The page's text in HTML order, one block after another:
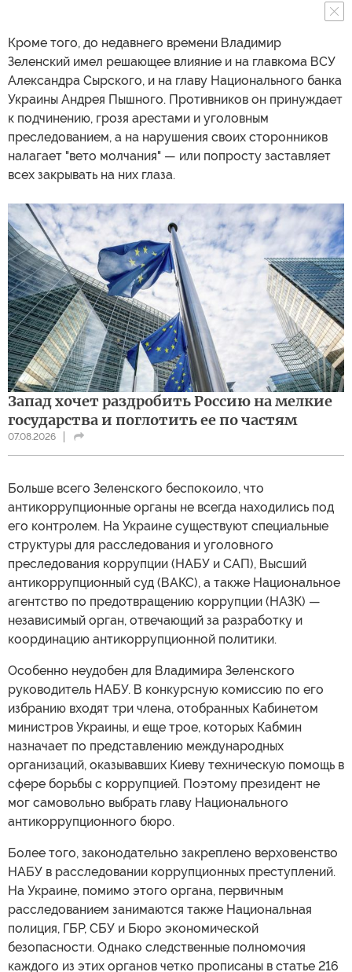
Кроме того, до недавнего времени Владимир
Зеленский имел решающее влияние и на главкома ВСУ
Александра Сырского, и на главу Национального банка
Украины Андрея Пышного. Противников он принуждает
к подчинению, грозя арестами и уголовным
преследованием, а на нарушения своих сторонников
налагает "вето молчания" — или попросту заставляет
всех закрывать на них глаза.
Запад хочет раздробить Россию на мелкие
государства и поглотить ее по частям
07.08.2026
Больше всего Зеленского беспокоило, что
антикоррупционные органы не всегда находились под
его контролем. На Украине существуют специальные
структуры для расследования и уголовного
преследования коррупции (НАБУ и САП), Высший
антикоррупционный суд (ВАКС), а также Национальное
агентство по предотвращению коррупции (НАЗК) —
независимый орган, отвечающий за разработку и
координацию антикоррупционной политики.
Особенно неудобен для Владимира Зеленского
руководитель НАБУ. В конкурсную комиссию по его
избранию входят три члена, отобранных Кабинетом
министров Украины, и еще трое, которых Кабмин
назначает по представлению международных
организаций, оказывавших Киеву техническую помощь в
сфере борьбы с коррупцией. Поэтому президент не
мог самовольно выбрать главу Национального
антикоррупционного бюро.
Более того, законодательно закреплено верховенство
НАБУ в расследовании коррупционных преступлений.
На Украине, помимо этого органа, первичным
расследованием занимаются также Национальная
полиция, ГБР, СБУ и Бюро экономической
безопасности. Однако следственные полномочия
каждого из этих органов четко прописаны в статье 216